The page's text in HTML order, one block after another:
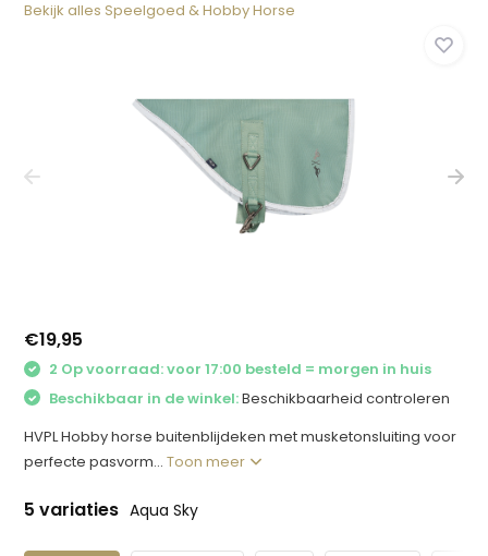
Bekijk alles Speelgoed & Hobby Horse
€19,95
2 Op voorraad: voor 17:00 besteld = morgen in huis
Beschikbaar in de winkel:Beschikbaarheid controleren
HVPL Hobby horse buitenblijdeken met musketonsluiting voor
perfecte pasvorm...Toon meer
5 variaties Aqua Sky